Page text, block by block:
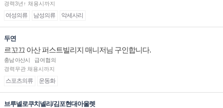
경력3년↑ 채용시까지
여성의류 남성의류 악세사리
두연
르꼬끄 아산 퍼스트빌리지 매니저님 구인합니다.
충남 아산시
급여협의
경력무관 채용시까지
스포츠의류 운동화
브루넬로쿠치넬리/김포현대아울렛